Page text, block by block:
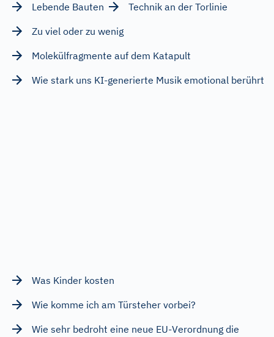
Lebende Bauten
Technik an der Torlinie
Zu viel oder zu wenig
Molekülfragmente auf dem Katapult
Wie stark uns KI-generierte Musik emotional berührt
Was Kinder kosten
Wie komme ich am Türsteher vorbei?
Wie sehr bedroht eine neue EU-Verordnung die